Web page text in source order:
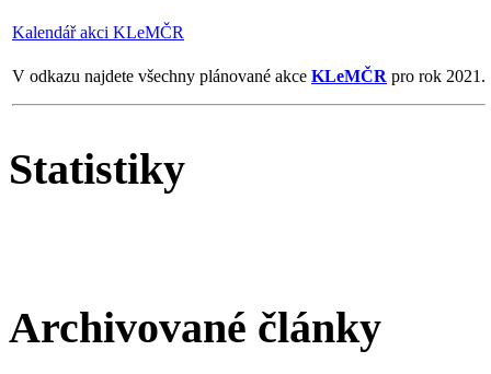
Kalendář akci KLeMČR
V odkazu najdete všechny plánované akce KLeMČR pro rok 2021.
Statistiky
Archivované články